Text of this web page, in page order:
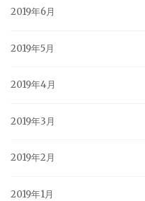
2019年6月
2019年5月
2019年4月
2019年3月
2019年2月
2019年1月